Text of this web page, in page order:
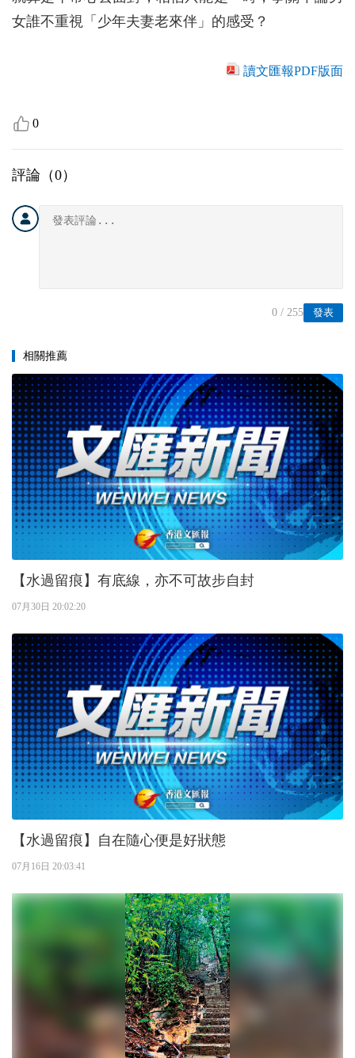
女誰不重視「少年夫妻老來伴」的感受？
讀文匯報PDF版面
0
評論（0）
發表
0 / 255
相關推薦
【水過留痕】有底線，亦不可故步自封
07月30日 20:02:20
【水過留痕】自在隨心便是好狀態
07月16日 20:03:41